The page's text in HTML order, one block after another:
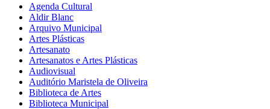
Agenda Cultural
Aldir Blanc
Arquivo Municipal
Artes Plásticas
Artesanato
Artesanatos e Artes Plásticas
Audiovisual
Auditório Maristela de Oliveira
Biblioteca de Artes
Biblioteca Municipal